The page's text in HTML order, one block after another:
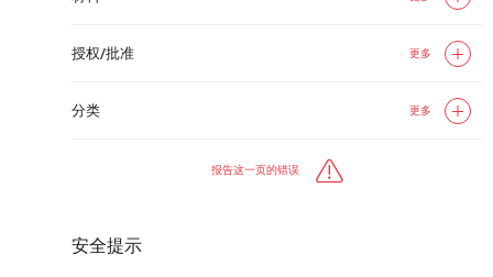
授权/批准 更多
分类 更多
报告这一页的错误
安全提示